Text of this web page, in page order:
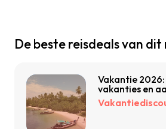
De beste reisdeals van
Vakantie
vakanties en